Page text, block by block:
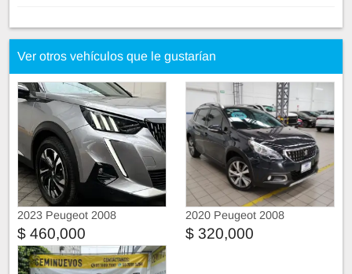
Ver otros vehículos que le gustarían
2023 Peugeot 2008
$ 460,000
2020 Peugeot 2008
$ 320,000